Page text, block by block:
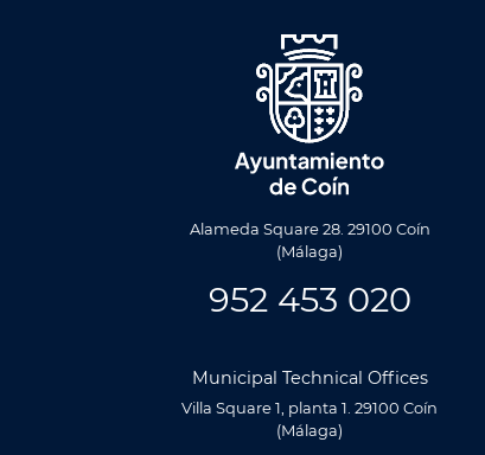
Alameda Square 28. 29100 Coín
(Málaga)
952 453 020
Municipal Technical Offices
Villa Square 1, planta 1. 29100 Coín
(Málaga)